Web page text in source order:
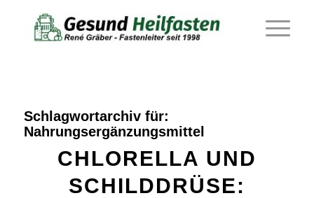
Schlagwortarchiv für:
Nahrungsergänzungsmittel
CHLORELLA UND
SCHILDDRÜSE: